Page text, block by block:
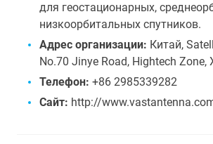
для геостационарных,
низкоорбитальных спутников.
Адрес организации: Китай,
No.70 Jinye Road, Hightech Zone,
Телефон: +86 2985339282
Сайт: http://